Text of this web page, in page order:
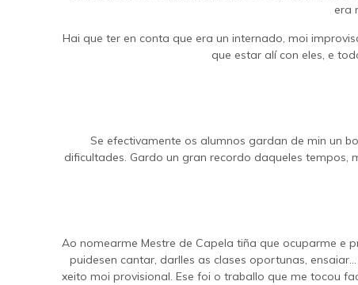
era
Hai que ter en conta que era un internado, moi
que estar alí con eles, e
Se efectivamente os alumnos gardan de min un
dificultades. Gardo un gran recordo daqueles
Ao nomearme Mestre de Capela tiña que ocuparme e
puidesen cantar, darlles as clases oportunas,
xeito moi provisional. Ese foi o traballo que me tocou